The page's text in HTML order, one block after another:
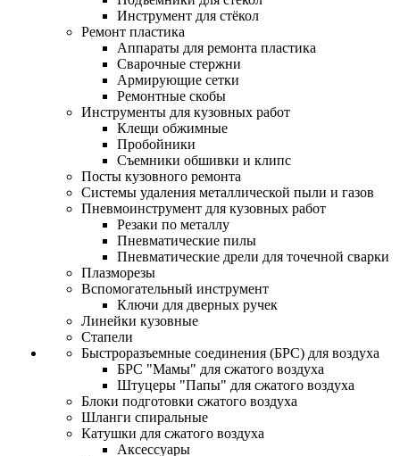
Инструмент для стёкол
Ремонт пластика
Аппараты для ремонта пластика
Сварочные стержни
Армирующие сетки
Ремонтные скобы
Инструменты для кузовных работ
Клещи обжимные
Пробойники
Съемники обшивки и клипс
Посты кузовного ремонта
Системы удаления металлической пыли и газов
Пневмоинструмент для кузовных работ
Резаки по металлу
Пневматические пилы
Пневматические дрели для точечной сварки
Плазморезы
Вспомогательный инструмент
Ключи для дверных ручек
Линейки кузовные
Стапели
Быстроразъемные соединения (БРС) для воздуха
БРС "Мамы" для сжатого воздуха
Штуцеры "Папы" для сжатого воздуха
Блоки подготовки сжатого воздуха
Шланги спиральные
Катушки для сжатого воздуха
Аксессуары